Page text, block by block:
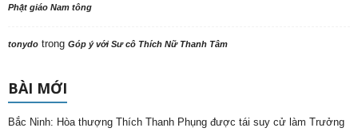
Phật giáo Nam tông
tonydo trong Góp ý với Sư cô Thích Nữ Thanh Tâm
BÀI MỚI
Bắc Ninh: Hòa thượng Thích Thanh Phụng được tái suy cử làm Trưởng